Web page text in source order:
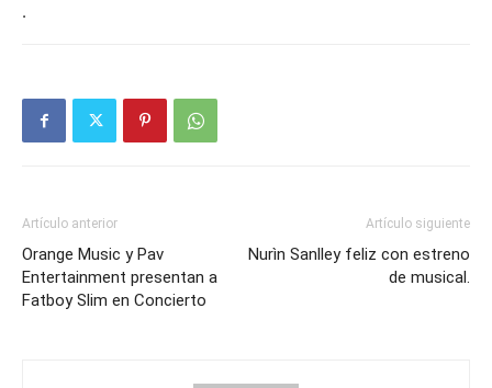
.
Artículo anterior
Orange Music y Pav
Entertainment presentan a
Fatboy Slim en Concierto
Artículo siguiente
Nurìn Sanlley feliz con estreno
de musical.